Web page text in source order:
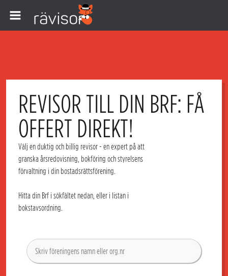
REVISOR TILL DIN BRF: FÅ
OFFERT DIREKT!
Välj en duktig och billig revisor- en expert på att
granska årsredovisning, bokföring och styrelsens
förvaltning i din bostadsrättsförening.
Hitta din Brf i sökfältet nedan, eller i listan i
bokstavsordning.